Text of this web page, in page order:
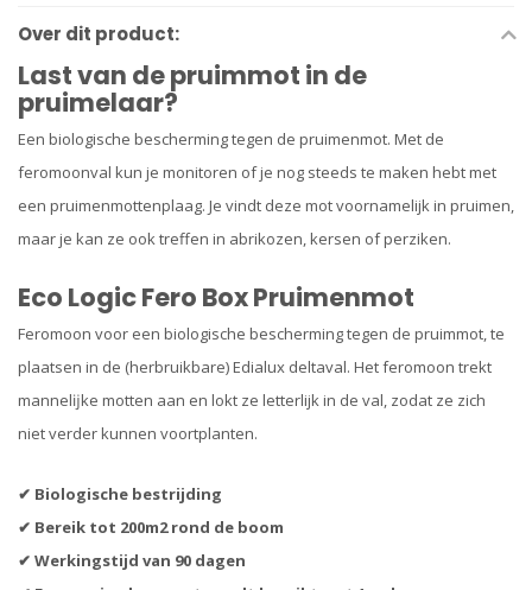
Over dit product:
Last van de pruimmot in de
pruimelaar?
Een biologische bescherming tegen de pruimenmot. Met de
feromoonval kun je monitoren of je nog steeds te maken hebt met
een pruimenmottenplaag. Je vindt deze mot voornamelijk in pruimen,
maar je kan ze ook treffen in abrikozen, kersen of perziken.
Eco Logic Fero Box Pruimenmot
Feromoon voor een biologische bescherming tegen de pruimmot, te
plaatsen in de (herbruikbare) Edialux deltaval. Het feromoon trekt
mannelĳke motten aan en lokt ze letterlijk in de val, zodat ze zich
niet verder kunnen voortplanten.
✔ Biologische bestrijding
✔ Bereik tot 200m2 rond de boom
✔ Werkingstijd van 90 dagen